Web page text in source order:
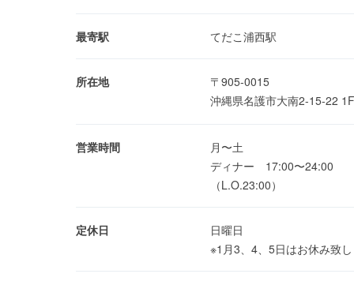
最寄駅 てだこ浦西駅
所在地
〒905-0015
沖縄県名護市大南2-15-22
営業時間
月〜土
ディナー 17:00〜24:00
（L.O.23:00）
定休日
日曜日
※1月3、4、5日はお休み致し